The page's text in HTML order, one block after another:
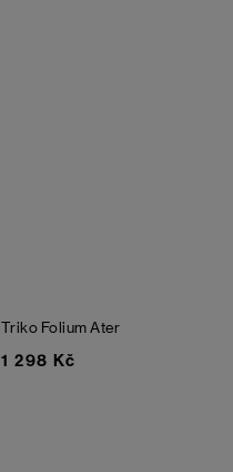
Triko Folium Ater
1 298 Kč